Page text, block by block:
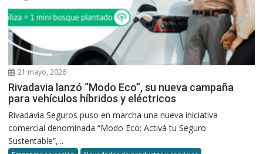
21 mayo, 2026
Rivadavia lanzó “Modo Eco”, su nueva campaña
para vehículos híbridos y eléctricos
Rivadavia Seguros puso en marcha una nueva iniciativa
comercial denominada “Modo Eco: Activá tu Seguro
Sustentable”,...